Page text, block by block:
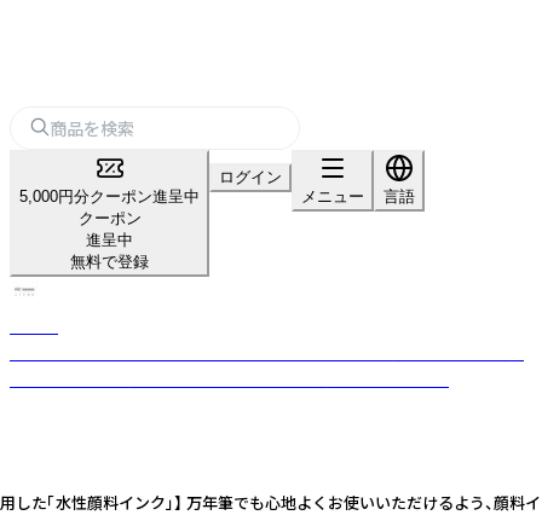
5,000円分クーポン進呈中
クーポン
進呈中
無料で登録
ログイン
メニュー
言語
水性顔料インク」】 万年筆でも心地よくお使いいただけるよう